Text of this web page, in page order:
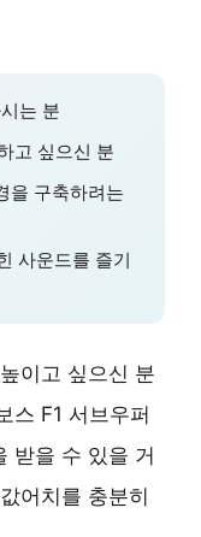
는 분
고 싶으신 분
을 구축하려는
사운드를 즐기
이고 싶으신 분
스 F1 서브우퍼
받을 수 있을 거
어치를 충분히